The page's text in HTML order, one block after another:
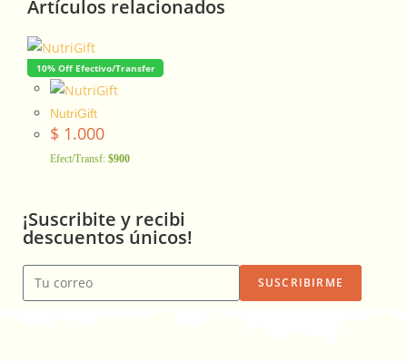
Artículos relacionados
10% Off Efectivo/Transfer
NutriGift
$ 1.000
Efect/Transf: $900
¡Suscribite y recibi
descuentos únicos!
SUSCRIBIRME